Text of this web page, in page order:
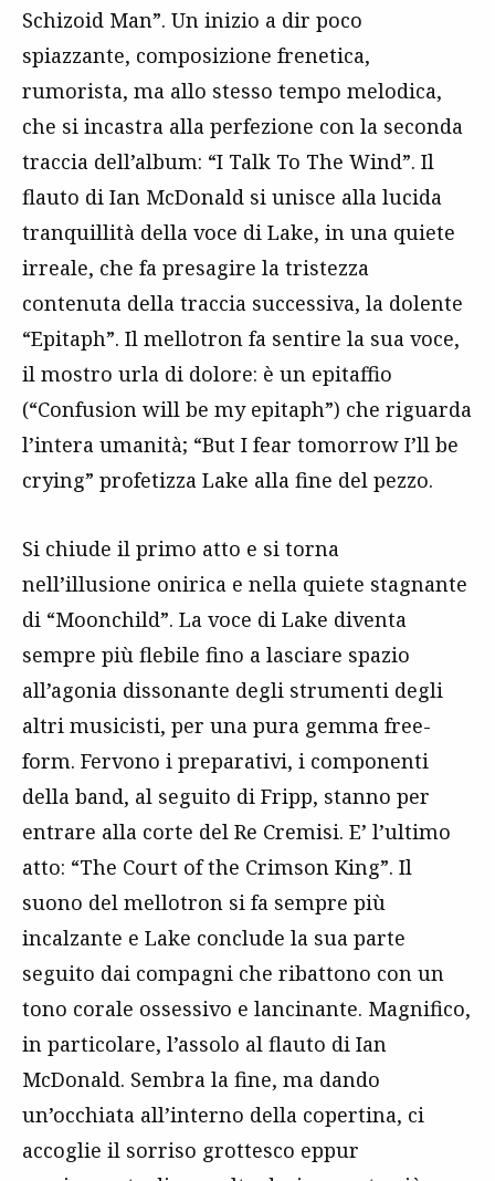
Schizoid Man”. Un inizio a dir poco
spiazzante, composizione frenetica,
rumorista, ma allo stesso tempo melodica,
che si incastra alla perfezione con la seconda
traccia dell’album: “I Talk To The Wind”. Il
flauto di Ian McDonald si unisce alla lucida
tranquillità della voce di Lake, in una quiete
irreale, che fa presagire la tristezza
contenuta della traccia successiva, la dolente
“Epitaph”. Il mellotron fa sentire la sua voce,
il mostro urla di dolore: è un epitaffio
(“Confusion will be my epitaph”) che riguarda
l’intera umanità; “But I fear tomorrow I’ll be
crying” profetizza Lake alla fine del pezzo.
Si chiude il primo atto e si torna
nell’illusione onirica e nella quiete stagnante
di “Moonchild”. La voce di Lake diventa
sempre più flebile fino a lasciare spazio
all’agonia dissonante degli strumenti degli
altri musicisti, per una pura gemma free-
form. Fervono i preparativi, i componenti
della band, al seguito di Fripp, stanno per
entrare alla corte del Re Cremisi. E’ l’ultimo
atto: “The Court of the Crimson King”. Il
suono del mellotron si fa sempre più
incalzante e Lake conclude la sua parte
seguito dai compagni che ribattono con un
tono corale ossessivo e lancinante. Magnifico,
in particolare, l’assolo al flauto di Ian
McDonald. Sembra la fine, ma dando
un’occhiata all’interno della copertina, ci
accoglie il sorriso grottesco eppur